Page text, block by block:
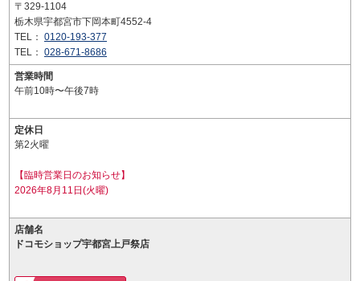
〒329-1104
栃木県宇都宮市下岡本町4552-4
TEL： 0120-193-377
TEL： 028-671-8686
営業時間
午前10時〜午後7時
定休日
第2火曜
【臨時営業日のお知らせ】
2026年8月11日(火曜)
店舗名
ドコモショップ宇都宮上戸祭店